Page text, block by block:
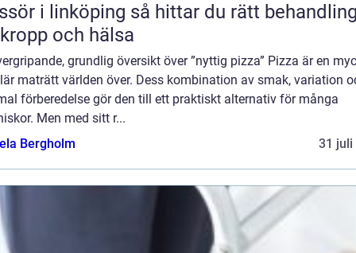
så hittar du rätt behandling
och hälsa
grundlig översikt över ”nyttig pizza” Pizza är en
maträtt världen över. Dess kombination av smak, variation
förberedelse gör den till ett praktiskt alternativ för många
Men med sitt r...
Bergholm
31 juli